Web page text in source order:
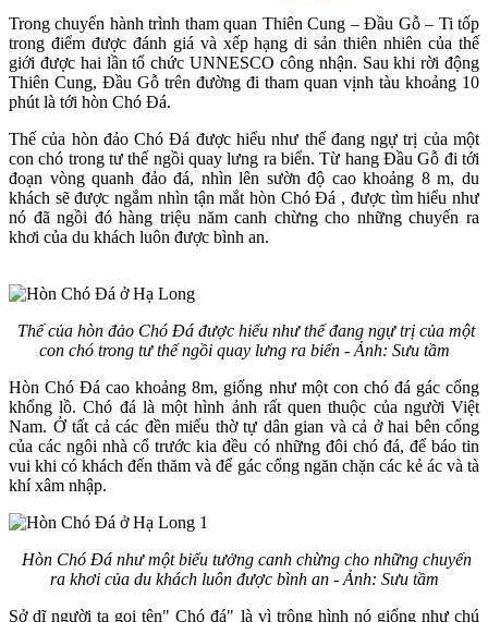
Trong chuyến hành trình tham quan Thiên Cung – Đầu Gỗ – Ti tốp
trong điểm được đánh giá và xếp hạng di sản thiên nhiên của thế
giới được hai lần tổ chức UNNESCO công nhận. Sau khi rời động
Thiên Cung, Đầu Gỗ trên đường đi tham quan vịnh tàu khoảng 10
phút là tới hòn Chó Đá.
Thế của hòn đảo Chó Đá được hiểu như thế đang ngự trị của một
con chó trong tư thế ngồi quay lưng ra biển. Từ hang Đầu Gỗ đi tới
đoạn vòng quanh đảo đá, nhìn lên sườn độ cao khoảng 8 m, du
khách sẽ được ngắm nhìn tận mắt hòn Chó Đá , được tìm hiểu như
nó đã ngồi đó hàng triệu năm canh chừng cho những chuyến ra
khơi của du khách luôn được bình an.
Thế của hòn đảo Chó Đá được hiểu như thế đang ngự trị của một
con chó trong tư thế ngồi quay lưng ra biển - Ảnh: Sưu tầm
Hòn Chó Đá cao khoảng 8m, giống như một con chó đá gác cổng
khổng lồ. Chó đá là một hình ảnh rất quen thuộc của người Việt
Nam. Ở tất cả các đền miếu thờ tự dân gian và cả ở hai bên cổng
của các ngôi nhà cổ trước kia đều có những đôi chó đá, để báo tin
vui khi có khách đến thăm và để gác cổng ngăn chặn các kẻ ác và tà
khí xâm nhập.
Hòn Chó Đá như một biểu tưởng canh chừng cho những chuyến
ra khơi của du khách luôn được bình an - Ảnh: Sưu tầm
Sở dĩ người ta gọi tên" Chó đá" là vì trông hình nó giống như chú